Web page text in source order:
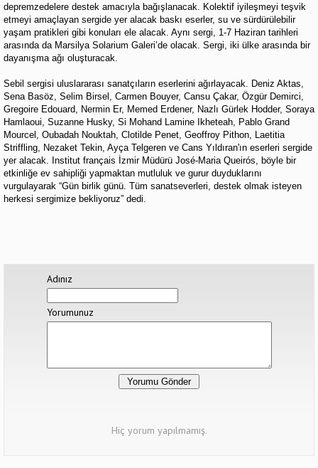
depremzedelere destek amacıyla bağışlanacak. Kolektif iyileşmeyi teşvik
etmeyi amaçlayan sergide yer alacak baskı eserler, su ve sürdürülebilir
yaşam pratikleri gibi konuları ele alacak. Aynı sergi, 1-7 Haziran tarihleri
arasında da Marsilya Solarium Galeri’de olacak. Sergi, iki ülke arasında bir
dayanışma ağı oluşturacak.
Sebil sergisi uluslararası sanatçıların eserlerini ağırlayacak. Deniz Aktas,
Sena Basöz, Selim Birsel, Carmen Bouyer, Cansu Çakar, Özgür Demirci,
Gregoire Edouard, Nermin Er, Memed Erdener, Nazlı Gürlek Hodder, Soraya
Hamlaoui, Suzanne Husky, Si Mohand Lamine Ikheteah, Pablo Grand
Mourcel, Oubadah Nouktah, Clotilde Penet, Geoffroy Pithon, Laetitia
Striffling, Nezaket Tekin, Ayça Telgeren ve Cans Yıldıran'ın eserleri sergide
yer alacak. Institut français İzmir Müdürü José-Maria Queirós, böyle bir
etkinliğe ev sahipliği yapmaktan mutluluk ve gurur duyduklarını
vurgulayarak “Gün birlik günü. Tüm sanatseverleri, destek olmak isteyen
herkesi sergimize bekliyoruz” dedi.
Adınız
Yorumunuz
Hiç yorum yapılmamış.